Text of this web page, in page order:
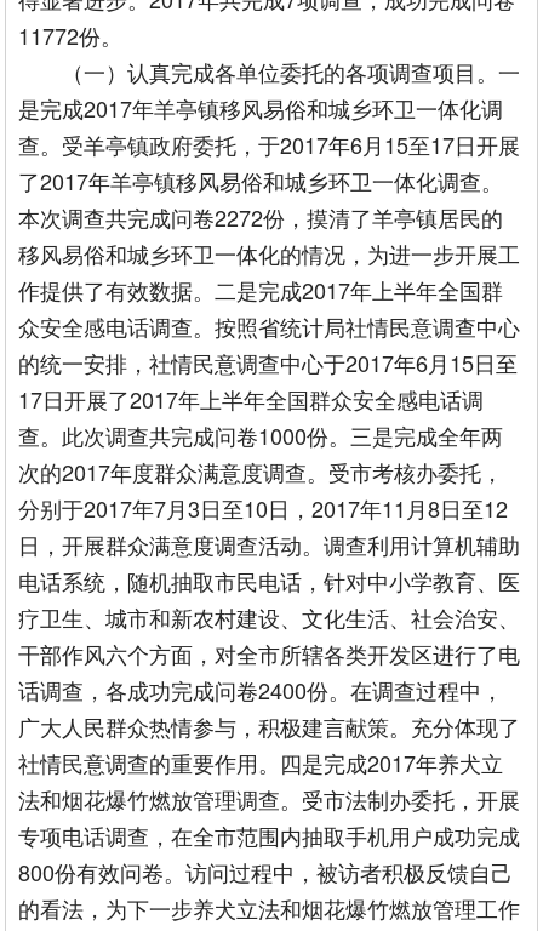
11772份。
（一）认真完成各单位委托的各项调查项目。一
是完成2017年羊亭镇移风易俗和城乡环卫一体化调
查。受羊亭镇政府委托，于2017年6月15至17日开展
了2017年羊亭镇移风易俗和城乡环卫一体化调查。
本次调查共完成问卷2272份，摸清了羊亭镇居民的
移风易俗和城乡环卫一体化的情况，为进一步开展工
作提供了有效数据。二是完成2017年上半年全国群
众安全感电话调查。按照省统计局社情民意调查中心
的统一安排，社情民意调查中心于2017年6月15日至
17日开展了2017年上半年全国群众安全感电话调
查。此次调查共完成问卷1000份。三是完成全年两
次的2017年度群众满意度调查。受市考核办委托，
分别于2017年7月3日至10日，2017年11月8日至12
日，开展群众满意度调查活动。调查利用计算机辅助
电话系统，随机抽取市民电话，针对中小学教育、医
疗卫生、城市和新农村建设、文化生活、社会治安、
干部作风六个方面，对全市所辖各类开发区进行了电
话调查，各成功完成问卷2400份。在调查过程中，
广大人民群众热情参与，积极建言献策。充分体现了
社情民意调查的重要作用。四是完成2017年养犬立
法和烟花爆竹燃放管理调查。受市法制办委托，开展
专项电话调查，在全市范围内抽取手机用户成功完成
800份有效问卷。访问过程中，被访者积极反馈自己
的看法，为下一步养犬立法和烟花爆竹燃放管理工作